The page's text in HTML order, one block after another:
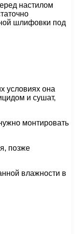
настилом
шлифовки под
условиях она
и сушат,
монтировать
позже
влажности в